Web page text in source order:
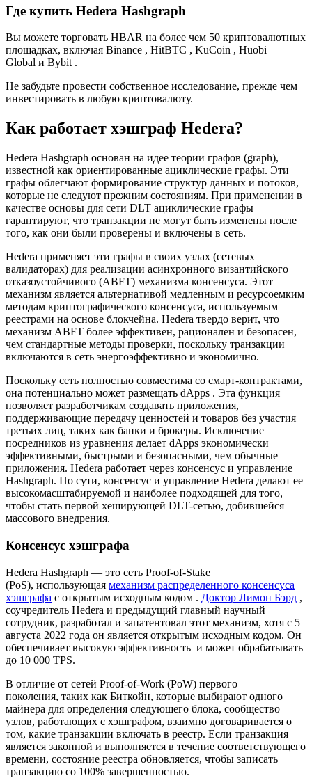
Где купить Hedera Hashgraph
Вы можете торговать HBAR на более чем 50 криптовалютных
площадках, включая Binance , HitBTC , KuCoin , Huobi
Global и Bybit .
Не забудьте провести собственное исследование, прежде чем
инвестировать в любую криптовалюту.
Как работает хэшграф Hedera?
Hedera Hashgraph основан на идее теории графов (graph),
известной как ориентированные ациклические графы. Эти
графы облегчают формирование структур данных и потоков,
которые не следуют прежним состояниям. При применении в
качестве основы для сети DLT ациклические графы
гарантируют, что транзакции не могут быть изменены после
того, как они были проверены и включены в сеть.
Hedera применяет эти графы в своих узлах (сетевых
валидаторах) для реализации асинхронного византийского
отказоустойчивого (ABFT) механизма консенсуса. Этот
механизм является альтернативой медленным и ресурсоемким
методам криптографического консенсуса, используемым
реестрами на основе блокчейна. Hedera твердо верит, что
механизм ABFT более эффективен, рационален и безопасен,
чем стандартные методы проверки, поскольку транзакции
включаются в сеть энергоэффективно и экономично.
Поскольку сеть полностью совместима со смарт-контрактами,
она потенциально может размещать dApps . Эта функция
позволяет разработчикам создавать приложения,
поддерживающие передачу ценностей и товаров без участия
третьих лиц, таких как банки и брокеры. Исключение
посредников из уравнения делает dApps экономически
эффективными, быстрыми и безопасными, чем обычные
приложения. Hedera работает через консенсус и управление
Hashgraph. По сути, консенсус и управление Hedera делают ее
высокомасштабируемой и наиболее подходящей для того,
чтобы стать первой хеширующей DLT-сетью, добившейся
массового внедрения.
Консенсус хэшграфа
Hedera Hashgraph — это сеть Proof-of-Stake
(PoS), использующая механизм распределенного консенсуса
хэшграфа с открытым исходным кодом . Доктор Лимон Бэрд ,
соучредитель Hedera и предыдущий главный научный
сотрудник, разработал и запатентовал этот механизм, хотя с 5
августа 2022 года он является открытым исходным кодом. Он
обеспечивает высокую эффективность и может обрабатывать
до 10 000 TPS.
В отличие от сетей Proof-of-Work (PoW) первого
поколения, таких как Биткойн, которые выбирают одного
майнера для определения следующего блока, сообщество
узлов, работающих с хэшграфом, взаимно договаривается о
том, какие транзакции включать в реестр. Если транзакция
является законной и выполняется в течение соответствующего
времени, состояние реестра обновляется, чтобы записать
транзакцию со 100% завершенностью.